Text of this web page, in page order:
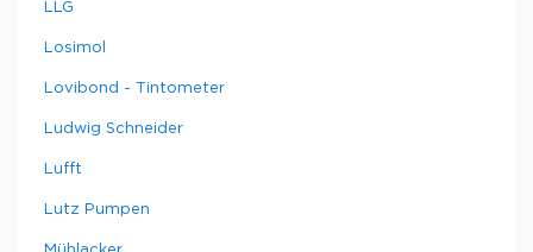
LLG
Losimol
Lovibond - Tintometer
Ludwig Schneider
Lufft
Lutz Pumpen